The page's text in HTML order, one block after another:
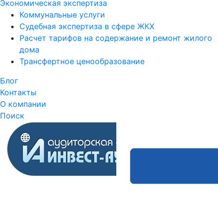
Экономическая экспертиза
Коммунальные услуги
Судебная экспертиза в сфере ЖКХ
Расчет тарифов на содержание и ремонт жилого
дома
Трансфертное ценообразование
Блог
Контакты
О компании
Поиск